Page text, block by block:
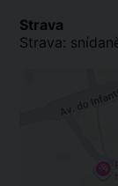
Strava
Strava: